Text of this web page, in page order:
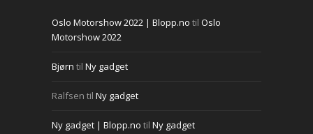
Oslo Motorshow 2022 | Blopp.no til Oslo
Motorshow 2022
Bjørn til Ny gadget
Ralfsen til Ny gadget
Ny gadget | Blopp.no til Ny gadget